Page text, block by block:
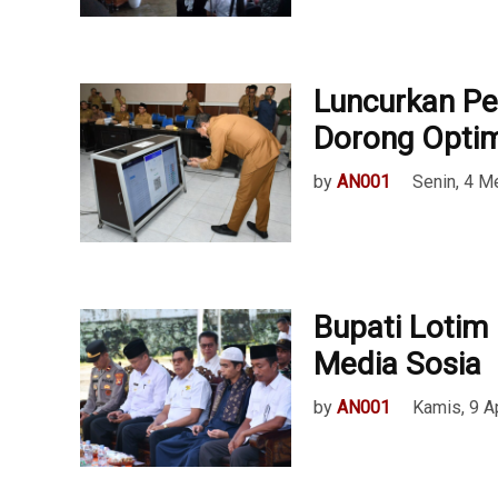
Luncurkan
Dorong
by AN001 Senin, 4
Bupati Lotim
Media Sosia
by AN001 Kamis, 9